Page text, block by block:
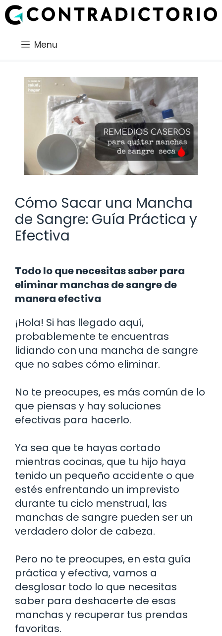
Saltar
al
Menu
Cómo Sacar una Mancha
de Sangre: Guía Práctica y
Efectiva
Todo lo que necesitas saber para
eliminar manchas de sangre de
manera efectiva
¡Hola! Si has llegado aquí,
probablemente te encuentras
lidiando con una mancha de sangre
que no sabes cómo eliminar.
No te preocupes, es más común de lo
que piensas y hay soluciones
efectivas para hacerlo.
Ya sea que te hayas cortado
mientras cocinas, que tu hijo haya
tenido un pequeño accidente o que
estés enfrentando un imprevisto
durante tu ciclo menstrual, las
manchas de sangre pueden ser un
verdadero dolor de cabeza.
Pero no te preocupes, en esta guía
práctica y efectiva, vamos a
desglosar todo lo que necesitas
saber para deshacerte de esas
manchas y recuperar tus prendas
favoritas.